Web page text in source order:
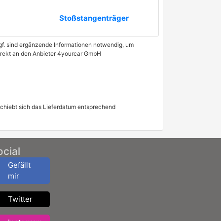
Stoßstangenträger
sind ergänzende Informationen notwendig, um
an den Anbieter 4yourcar GmbH
sich das Lieferdatum entsprechend
Gefällt
mir
Twitter